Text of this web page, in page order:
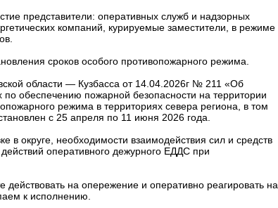
представители: оперативных служб и надзорных
компаний, курируемые заместители, в режиме
сроков особого противопожарного режима.
области — Кузбасса от 14.04.2026г № 211 «Об
обеспечению пожарной безопасности на территории
режима в территориях севера региона, в том
с 25 апреля по 11 июня 2026 года.
в округе, необходимости взаимодействия сил и средств
оперативного дежурного ЕДДС при
на опережение и оперативно реагировать на
к исполнению.